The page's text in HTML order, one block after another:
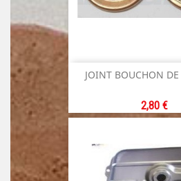
JOINT BOUCHON
Prix
2,80 €